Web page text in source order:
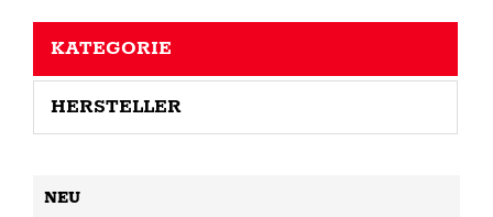
KATEGORIE
HERSTELLER
NEU